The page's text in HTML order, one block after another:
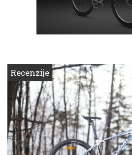
Recenzije